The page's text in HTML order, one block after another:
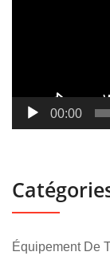
00:00
Équipement De